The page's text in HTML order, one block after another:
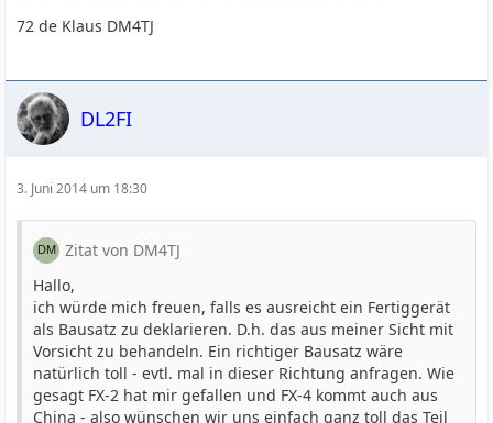
72 de Klaus DM4TJ
DL2FI
3. Juni 2014 um 18:30
Zitat von DM4TJ
Hallo,
ich würde mich freuen, falls es ausreicht ein Fertiggerät
als Bausatz zu deklarieren. D.h. das aus meiner Sicht mit
Vorsicht zu behandeln. Ein richtiger Bausatz wäre
natürlich toll - evtl. mal in dieser Richtung anfragen. Wie
gesagt FX-2 hat mir gefallen und FX-4 kommt auch aus
China - also wünschen wir uns einfach ganz toll das Teil